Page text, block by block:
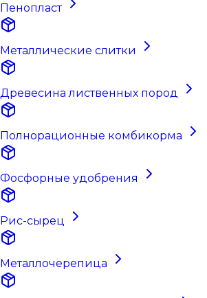
Пенопласт
Металлические слитки
Древесина лиственных пород
Полнорационные комбикорма
Фосфорные удобрения
Рис-сырец
Металлочерепица